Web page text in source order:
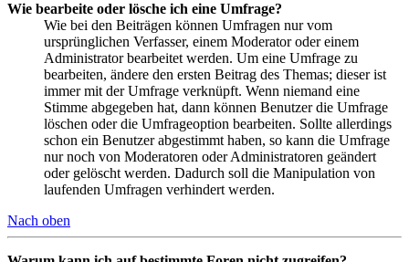
Wie bearbeite oder lösche ich eine Umfrage?
Wie bei den Beiträgen können Umfragen nur vom
ursprünglichen Verfasser, einem Moderator oder einem
Administrator bearbeitet werden. Um eine Umfrage zu
bearbeiten, ändere den ersten Beitrag des Themas; dieser ist
immer mit der Umfrage verknüpft. Wenn niemand eine
Stimme abgegeben hat, dann können Benutzer die Umfrage
löschen oder die Umfrageoption bearbeiten. Sollte allerdings
schon ein Benutzer abgestimmt haben, so kann die Umfrage
nur noch von Moderatoren oder Administratoren geändert
oder gelöscht werden. Dadurch soll die Manipulation von
laufenden Umfragen verhindert werden.
Nach oben